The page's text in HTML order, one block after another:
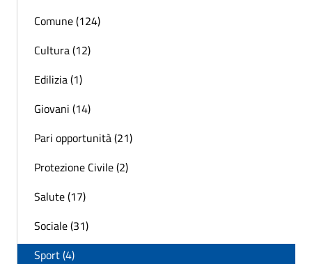
Comune (124)
Cultura (12)
Edilizia (1)
Giovani (14)
Pari opportunità (21)
Protezione Civile (2)
Salute (17)
Sociale (31)
Sport (4)